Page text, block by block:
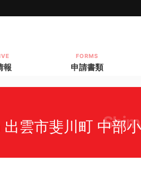
報
FORMS
申請書類
雲市斐川町 中部